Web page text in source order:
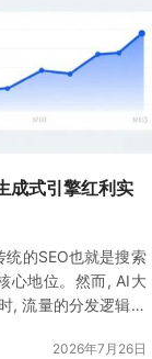
成式引擎红利实
的SEO也就是搜索
心地位。然而, AI大
, 流量的分发逻辑出
2026年7月26日